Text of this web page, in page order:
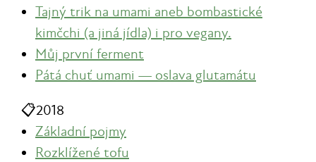
Tajný trik na umami aneb bombastické
kimčchi (a jiná jídla) i pro vegany.
Můj první ferment
Pátá chuť umami — oslava glutamátu
📋2018
Základní pojmy
Rozklížené tofu